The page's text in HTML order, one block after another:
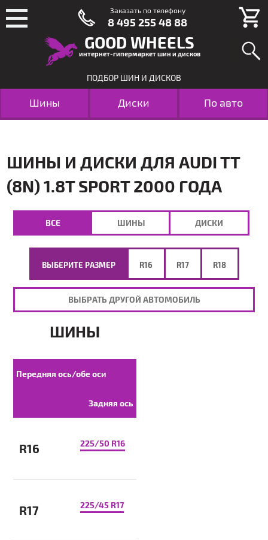
GOOD WHEELS
интернет-гипермаркет шин и дисков
ПОДБОР ШИН И ДИСКОВ
Шины Диски По авто
ШИНЫ И ДИСКИ ДЛЯ AUDI TT
(8N) 1.8T SPORT 2000 ГОДА
ВЫБЕРИТЕ РАЗМЕР R16 R17 R18
ВЫБРАТЬ ДРУГОЙ АВТОМОБИЛЬ
ВСЕ ШИНЫ ДИСКИ
ШИНЫ
Передняя ось/обе оси
Задняя ось
R16 225/50 R16
R17 225/45 R17
Заказать по телефону
8 495 255 48 88